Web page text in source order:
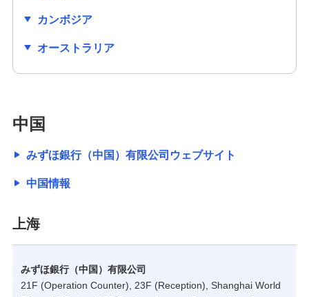
カンボジア
オーストラリア
中国
みずほ銀行（中国）有限公司ウェブサイト
中国情報
上海
みずほ銀行（中国）有限公司
21F (Operation Counter), 23F (Reception), Shanghai World